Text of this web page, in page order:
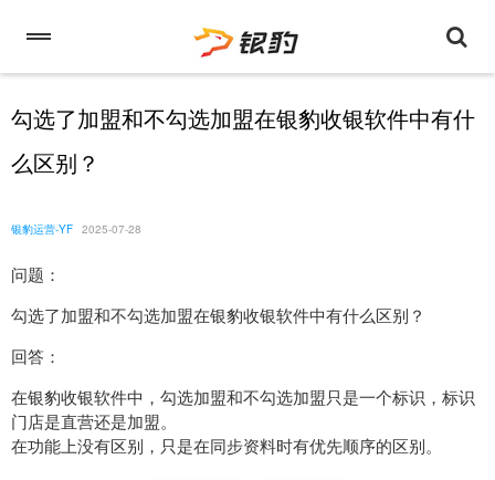
勾选了加盟和不勾选加盟在银豹收银软件中有什
么区别？
银豹运营-YF 2025-07-28
问题：
勾选了加盟和不勾选加盟在银豹收银软件中有什么区别？
回答：
在银豹收银软件中，勾选加盟和不勾选加盟只是一个标识，标识
门店是直营还是加盟。
在功能上没有区别，只是在同步资料时有优先顺序的区别。